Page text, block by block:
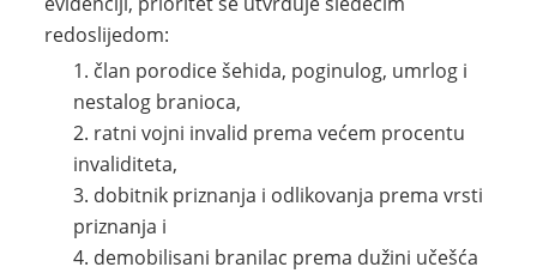
redoslijedom:
član porodice šehida, poginulog, umrlog i
nestalog branioca,
ratni vojni invalid prema većem procentu
invaliditeta,
dobitnik priznanja i odlikovanja prema vrsti
priznanja i
demobilisani branilac prema dužini učešća